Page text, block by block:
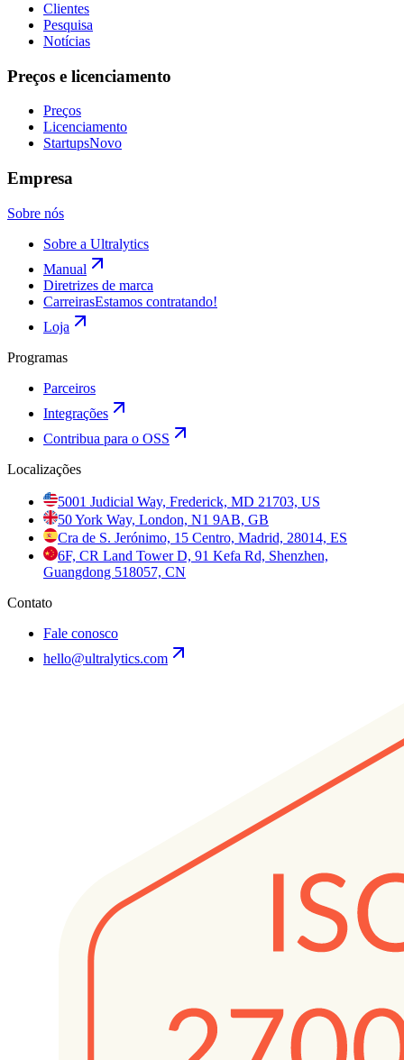
Clientes
Pesquisa
Notícias
Preços e licenciamento
Preços
Licenciamento
StartupsNovo
Empresa
Sobre nós
Sobre a Ultralytics
Manual
Diretrizes de marca
CarreirasEstamos contratando!
Loja
Programas
Parceiros
Integrações
Contribua para o OSS
Localizações
5001 Judicial Way, Frederick, MD 21703, US
50 York Way, London, N1 9AB, GB
Cra de S. Jerónimo, 15 Centro, Madrid, 28014, ES
6F, CR Land Tower D, 91 Kefa Rd, Shenzhen,
Guangdong 518057, CN
Contato
Fale conosco
hello@ultralytics.com